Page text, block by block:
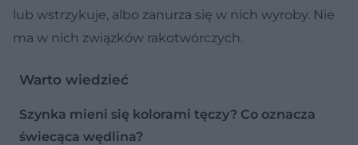
lub wstrzykuje, albo zanurza się w nich wyroby. Nie
ma w nich związków rakotwórczych.
Warto wiedzieć
Szynka mieni się kolorami tęczy? Co oznacza
świecąca wędlina?